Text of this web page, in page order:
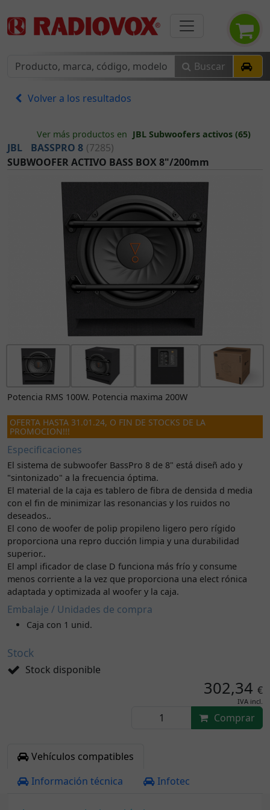
Buscar
Volver a los resultados
Ver más productos en JBL Subwoofers activos (65)
JBL BASSPRO 8 (7285)
SUBWOOFER ACTIVO BASS BOX 8"/200mm
Potencia RMS 100W. Potencia maxima 200W
OFERTA HASTA 31.01.24, O FIN DE STOCKS DE LA
PROMOCION!!!
Especificaciones
El sistema de subwoofer BassPro 8 de 8" está diseñ ado y
"sintonizado" a la frecuencia óptima.
El material de la caja es tablero de fibra de densida d media
con el fin de minimizar las resonancias y los ruidos no
deseados..
El cono de woofer de polip propileno ligero pero rígido
proporciona una repro ducción limpia y una durabilidad
superior..
El ampl ificador de clase D funciona más frío y consume
menos corriente a la vez que proporciona una elect rónica
adaptada y optimizada al woofer y la caja.
Embalaje / Unidades de compra
Caja con 1 unid.
Stock
Stock disponible
302,34 €
IVA incl.
Comprar
Vehículos compatibles
Información técnica
Infotec